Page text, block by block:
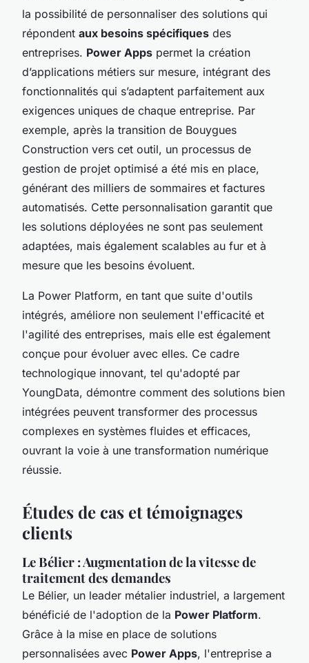
la possibilité de personnaliser des solutions qui
répondent aux besoins spécifiques des
entreprises. Power Apps permet la création
d’applications métiers sur mesure, intégrant des
fonctionnalités qui s’adaptent parfaitement aux
exigences uniques de chaque entreprise. Par
exemple, après la transition de Bouygues
Construction vers cet outil, un processus de
gestion de projet optimisé a été mis en place,
générant des milliers de sommaires et factures
automatisés. Cette personnalisation garantit que
les solutions déployées ne sont pas seulement
adaptées, mais également scalables au fur et à
mesure que les besoins évoluent.
La Power Platform, en tant que suite d'outils
intégrés, améliore non seulement l'efficacité et
l'agilité des entreprises, mais elle est également
conçue pour évoluer avec elles. Ce cadre
technologique innovant, tel qu'adopté par
YoungData, démontre comment des solutions bien
intégrées peuvent transformer des processus
complexes en systèmes fluides et efficaces,
ouvrant la voie à une transformation numérique
réussie.
Études de cas et témoignages
clients
Le Bélier : Augmentation de la vitesse de
traitement des demandes
Le Bélier, un leader métalier industriel, a largement
bénéficié de l'adoption de la Power Platform.
Grâce à la mise en place de solutions
personnalisées avec Power Apps, l'entreprise a